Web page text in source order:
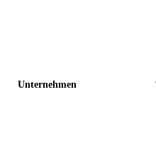
Unternehmen